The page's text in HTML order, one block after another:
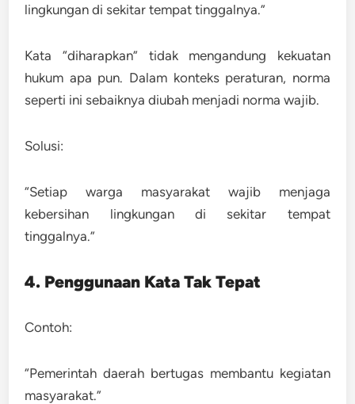
lingkungan di sekitar tempat tinggalnya.”
Kata “diharapkan” tidak mengandung kekuatan
hukum apa pun. Dalam konteks peraturan, norma
seperti ini sebaiknya diubah menjadi norma wajib.
Solusi:
“Setiap warga masyarakat wajib menjaga
kebersihan lingkungan di sekitar tempat
tinggalnya.”
4. Penggunaan Kata Tak Tepat
Contoh:
“Pemerintah daerah bertugas membantu kegiatan
masyarakat.”